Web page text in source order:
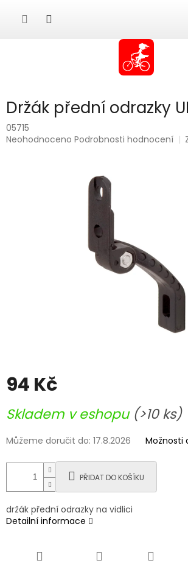
Držák přední odrazky
05715
Průměrné
Neohodnoceno Podrobnosti hodnocení
94 Kč
cena:
Skladem v eshopu (>10 ks)
Můžeme doručit do: 17.8.2026 Možnosti
PŘIDAT DO KOŠÍKU
držák přední odrazky na vidlici
Detailní informace